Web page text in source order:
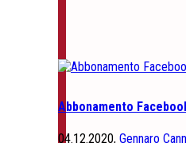
Abbonamento
04.12.2020, Gennaro